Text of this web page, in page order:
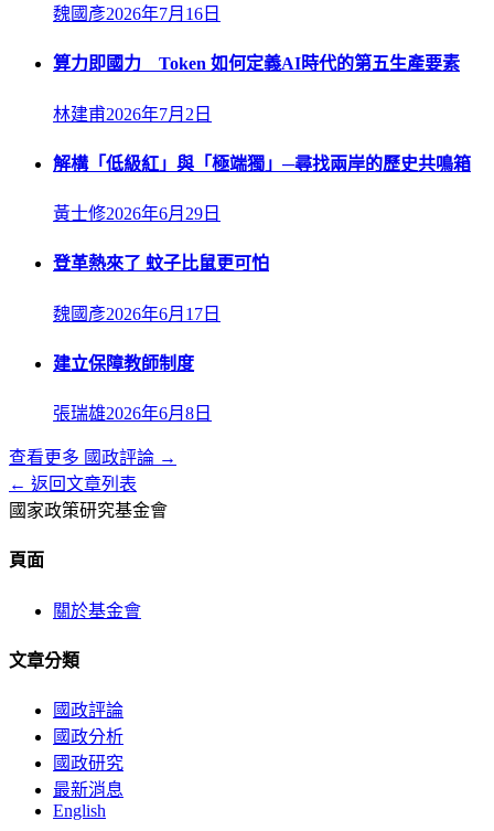
魏國彥2026年7月16日
算力即國力 Token 如何定義AI時代的第五生產要素
林建甫2026年7月2日
解構「低級紅」與「極端獨」─尋找兩岸的歷史共鳴箱
黃士修2026年6月29日
登革熱來了 蚊子比鼠更可怕
魏國彥2026年6月17日
建立保障教師制度
張瑞雄2026年6月8日
查看更多 國政評論 →
← 返回文章列表
國家政策研究基金會
頁面
關於基金會
文章分類
國政評論
國政分析
國政研究
最新消息
English